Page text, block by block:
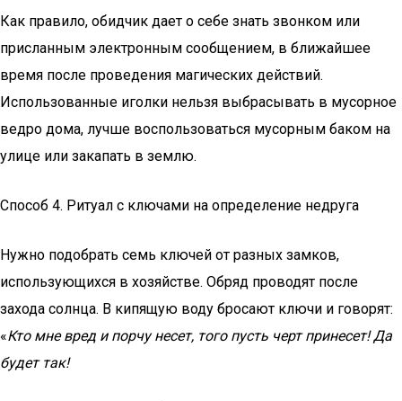
Как правило, обидчик дает о себе знать звонком или
присланным электронным сообщением, в ближайшее
время после проведения магических действий.
Использованные иголки нельзя выбрасывать в мусорное
ведро дома, лучше воспользоваться мусорным баком на
улице или закапать в землю.
Способ 4. Ритуал с ключами на определение недруга
Нужно подобрать семь ключей от разных замков,
использующихся в хозяйстве. Обряд проводят после
захода солнца. В кипящую воду бросают ключи и говорят:
«Кто мне вред и порчу несет, того пусть черт принесет! Да
будет так!